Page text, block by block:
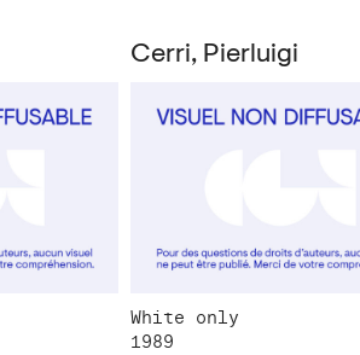
Cerri, Pierluigi
White only
1989